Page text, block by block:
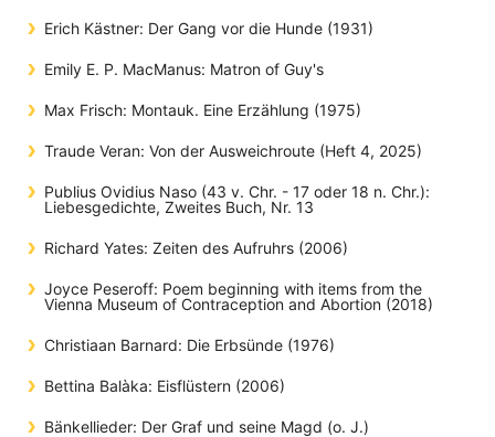
Erich Kästner: Der Gang vor die Hunde (1931)
Emily E. P. MacManus: Matron of Guy's
Max Frisch: Montauk. Eine Erzählung (1975)
Traude Veran: Von der Ausweichroute (Heft 4, 2025)
Publius Ovidius Naso (43 v. Chr. - 17 oder 18 n. Chr.):
Liebesgedichte, Zweites Buch, Nr. 13
Richard Yates: Zeiten des Aufruhrs (2006)
Joyce Peseroff: Poem beginning with items from the
Vienna Museum of Contraception and Abortion (2018)
Christiaan Barnard: Die Erbsünde (1976)
Bettina Balàka: Eisflüstern (2006)
Bänkellieder: Der Graf und seine Magd (o. J.)